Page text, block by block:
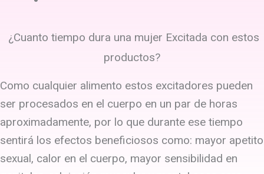
¿Cuanto tiempo dura una mujer Excitada con estos
productos?
Como cualquier alimento estos excitadores pueden
ser procesados en el cuerpo en un par de horas
aproximadamente, por lo que durante ese tiempo
sentirá los efectos beneficiosos como: mayor apetito
sexual, calor en el cuerpo, mayor sensibilidad en